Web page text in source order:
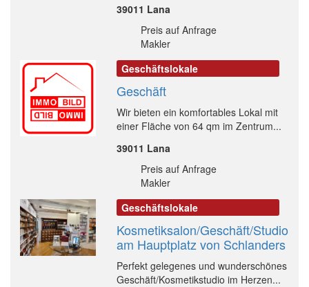
39011 Lana
Preis auf Anfrage
Makler
Geschäftslokale
Geschäft
Wir bieten ein komfortables Lokal mit
einer Fläche von 64 qm im Zentrum...
39011 Lana
Preis auf Anfrage
Makler
Geschäftslokale
Kosmetiksalon/Geschäft/Studio
am Hauptplatz von Schlanders
Perfekt gelegenes und wunderschönes
Geschäft/Kosmetikstudio im Herzen...